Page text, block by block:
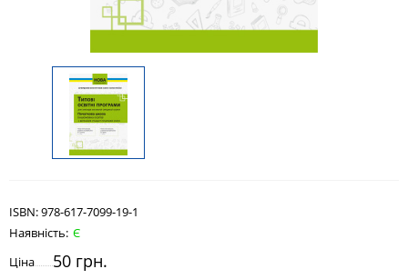
ISBN:978-617-7099-19-1
Наявність: Є
Ціна
50 грн.